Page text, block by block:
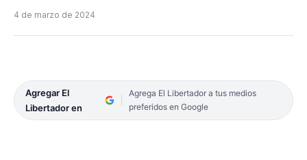
4 de marzo de 2024
Agregar El
Libertador en
Agrega El Libertador a tus medios
preferidos en Google